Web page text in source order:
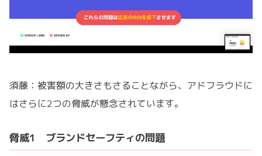
須藤：被害額の大きさもさることながら、アドフラウドに
はさらに2つの脅威が懸念されています。
脅威1 ブランドセーフティの問題